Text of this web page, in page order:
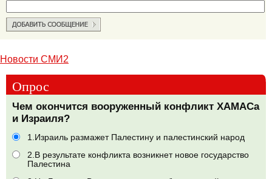
Новости СМИ2
Опрос
Чем окончится вооруженный конфликт ХАМАСа
и Израиля?
1.Израиль размажет Палестину и палестинский народ
2.В результате конфликта возникнет новое государство
Палестина